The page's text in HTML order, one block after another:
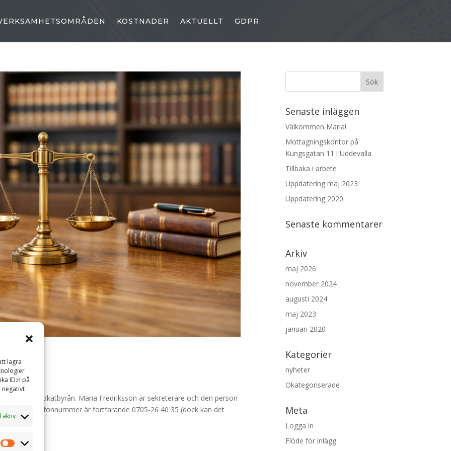
lagra
ID:n på
negativt
aktiv
KOSTNADER AKTUELLT GDPR
på advokatbyrån. Maria Fredriksson är sekreterare och den person
Byråns telefonnummer är fortfarande 0705-26 40 35 (dock kan det
Senaste inläggen
Välkommen Maria!
Mottagningskontor på
Kungsgatan 11 i Uddevalla
Tillbaka i arbete
Uppdatering maj 2023
Uppdatering 2020
Senaste kommentarer
Arkiv
maj 2026
november 2024
augusti 2024
maj 2023
januari 2020
Kategorier
nyheter
Okategoriserade
Meta
Logga in
Flöde för inlägg